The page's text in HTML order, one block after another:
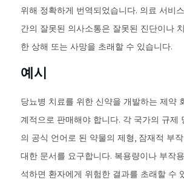
위해 정확하게 번역되었습니다. 의료 서비
간의 잘못된 의사소통은 잘못된 진단이나
한 상해 또는 사망을 초래할 수 있습니다.
예시
당뇨병 치료를 위한 신약을 개발하는 제약
계적으로 판매해야 합니다. 각 국가의 규제
의 공식 언어로 된 약물의 제형, 잠재적 부
대한 문서를 요구합니다. 복용량이나 부작
석하면 환자에게 위험한 결과를 초래할 수